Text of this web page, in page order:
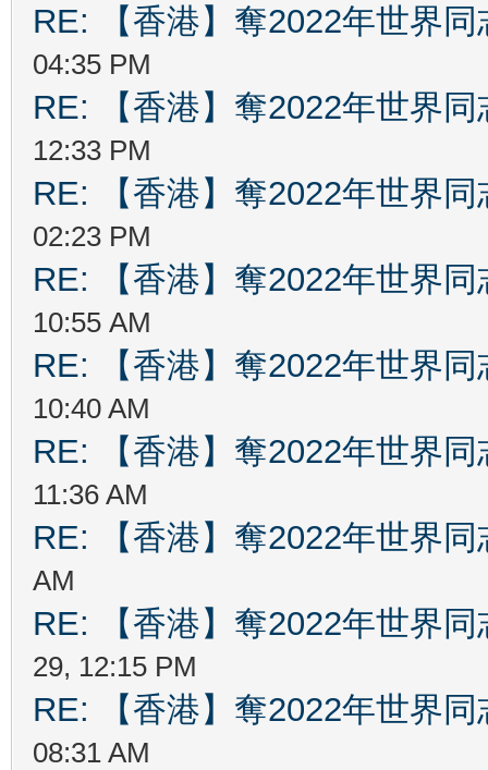
RE: 【香港】奪2022年世界
04:35 PM
RE: 【香港】奪2022年世界
12:33 PM
RE: 【香港】奪2022年世界
02:23 PM
RE: 【香港】奪2022年世界
10:55 AM
RE: 【香港】奪2022年世界
10:40 AM
RE: 【香港】奪2022年世界
11:36 AM
RE: 【香港】奪2022年世界
AM
RE: 【香港】奪2022年世界
29, 12:15 PM
RE: 【香港】奪2022年世界
08:31 AM